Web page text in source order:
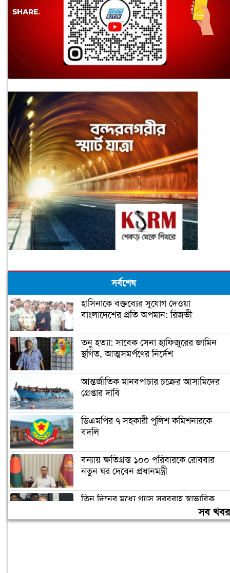
সর্বশেষ
হাসিনাকে বক্তব্যের সুযোগ দেওয়া
বাংলাদেশের প্রতি অপমান: রিজভী
তনু হত্যা: সাবেক সেনা হাফিজুরের জামিন
স্থগিত, আত্মসমর্পণের নির্দেশ
আন্তর্জাতিক মানবপাচার চক্রের আসামিদের
গ্রেপ্তার দাবি
ডিএমপির ৭ সহকারী পুলিশ কমিশনারকে
বদলি
বন্যায় ক্ষতিগ্রস্ত ১০০ পরিবারকে রোববার
নতুন ঘর দেবেন প্রধানমন্ত্রী
তিন দিনের মধ্যে গ্যাস সরবরাহ স্বাভাবিক
সব